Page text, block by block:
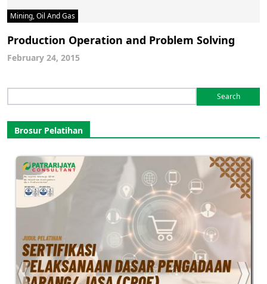
Mining, Oil And Gas
Production Operation and Problem Solving
February 24, 2015
for:
Brosur Pelatihan